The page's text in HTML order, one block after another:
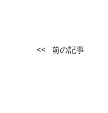
<< 前の記事